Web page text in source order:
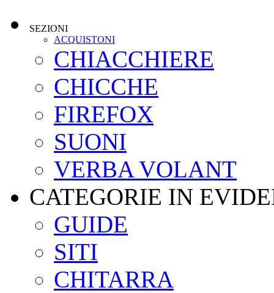
SEZIONI
ACQUISTONI
CHIACCHIERE
CHICCHE
FIREFOX
SUONI
VERBA VOLANT
CATEGORIE IN
GUIDE
SITI
CHITARRA